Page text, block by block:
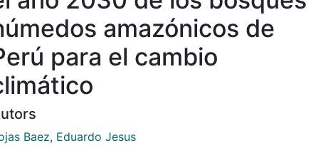
amazónicos de
para el cambio
Baez, Eduardo Jesus